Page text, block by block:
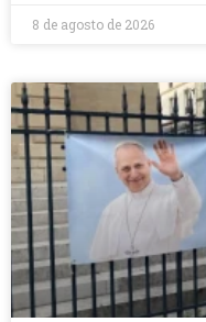
8 de agosto de 2026